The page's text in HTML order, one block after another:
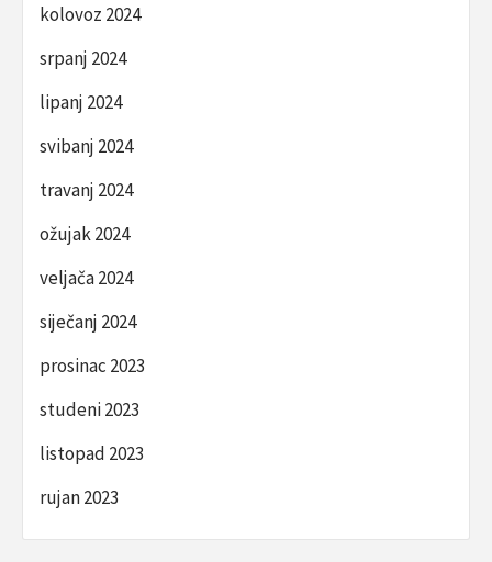
kolovoz 2024
srpanj 2024
lipanj 2024
svibanj 2024
travanj 2024
ožujak 2024
veljača 2024
siječanj 2024
prosinac 2023
studeni 2023
listopad 2023
rujan 2023